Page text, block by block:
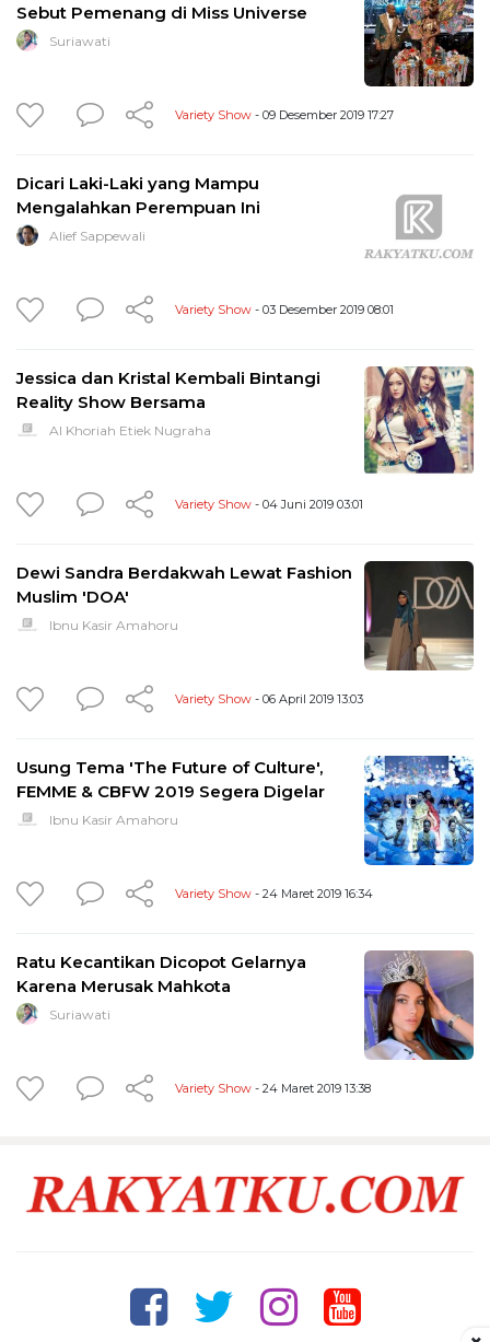
Sebut Pemenang di Miss Universe
Suriawati
Variety Show - 09 Desember 2019 17:27
Dicari Laki-Laki yang Mampu
Mengalahkan Perempuan Ini
Alief Sappewali
Variety Show - 03 Desember 2019 08:01
Jessica dan Kristal Kembali Bintangi
Reality Show Bersama
Al Khoriah Etiek Nugraha
Variety Show - 04 Juni 2019 03:01
Dewi Sandra Berdakwah Lewat Fashion
Muslim 'DOA'
Ibnu Kasir Amahoru
Variety Show - 06 April 2019 13:03
Usung Tema 'The Future of Culture',
FEMME & CBFW 2019 Segera Digelar
Ibnu Kasir Amahoru
Variety Show - 24 Maret 2019 16:34
Ratu Kecantikan Dicopot Gelarnya
Karena Merusak Mahkota
Suriawati
Variety Show - 24 Maret 2019 13:38